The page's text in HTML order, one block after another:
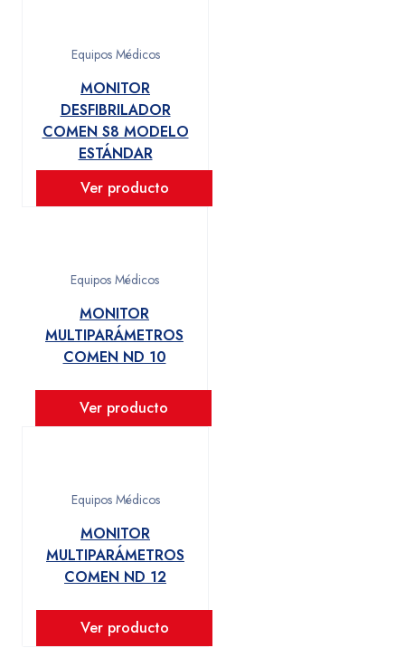
Equipos Médicos
MONITOR
DESFIBRILADOR
COMEN S8 MODELO
ESTÁNDAR
Ver producto
Equipos Médicos
MONITOR
MULTIPARÁMETROS
COMEN ND 10
Ver producto
Equipos Médicos
MONITOR
MULTIPARÁMETROS
COMEN ND 12
Ver producto